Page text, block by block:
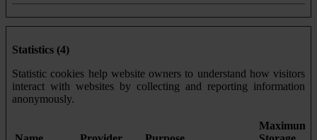
Statistics (4)
Statistic cookies help website owners to understand how visitors
interact with websites by collecting and reporting information
anonymously.
Maximum